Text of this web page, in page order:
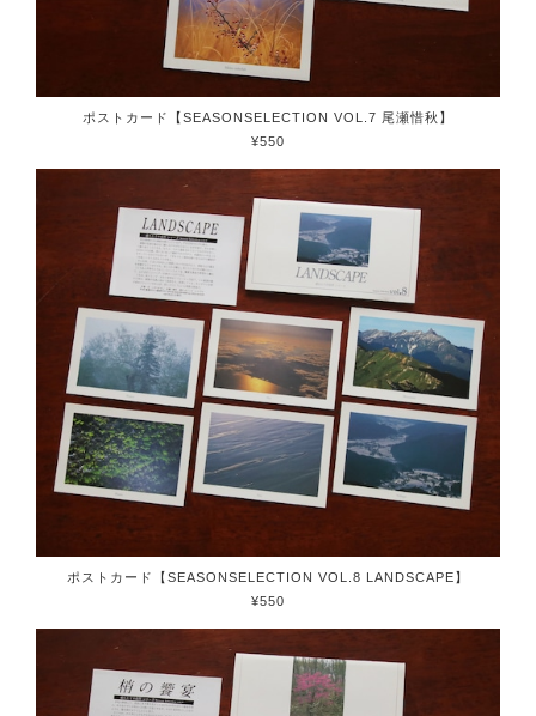
ポストカード【SEASONSELECTION VOL.7 尾瀬惜秋】
¥550
ポストカード【SEASONSELECTION VOL.8 LANDSCAPE】
¥550